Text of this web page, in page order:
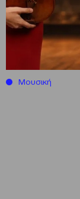
Μουσική